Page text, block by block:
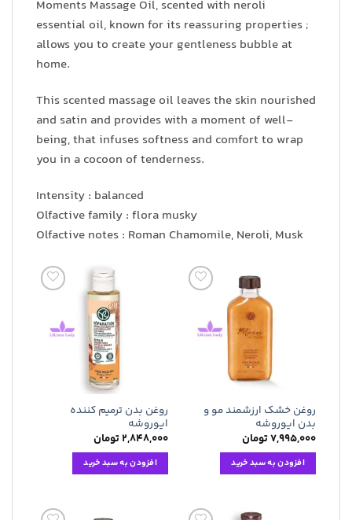
Moments Massage Oil, scented with neroli
essential oil, known for its reassuring properties ;
allows you to create your gentleness bubble at
home.
This scented massage oil leaves the skin nourished
and satin and provides with a moment of well-
being, that infuses softness and comfort to wrap
you in a cocoon of tenderness.
Intensity : balanced
Olfactive family : flora musky
Olfactive notes : Roman Chamomile, Neroli, Musk
علاقه
مندی
روغن خشک ارزشمند مو و
بدن ایوروشه
۷,۹۹۵,۰۰۰تومان
افزودن به سبد خرید
علاقه
مندی
روغن بدن ترمیم کننده
ایوروشه
۲,۸۴۸,۰۰۰تومان
افزودن به سبد خرید